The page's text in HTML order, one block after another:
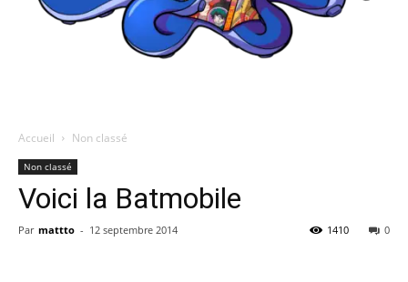
Accueil Non classé
Non classé
Voici la Batmobile
Par mattto - 12 septembre 2014 0
1410